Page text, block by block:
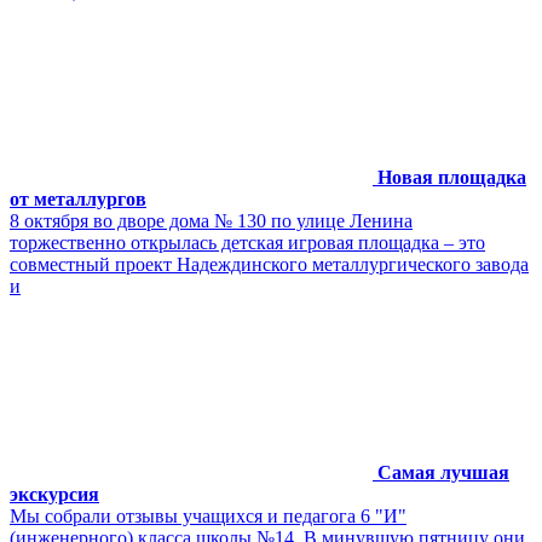
Новая площадка
от металлургов
8 октября во дворе дома № 130 по улице Ленина
торжественно открылась детская игровая площадка – это
совместный проект Надеждинского металлургического завода
и
Самая лучшая
экскурсия
Мы собрали отзывы учащихся и педагога 6 "И"